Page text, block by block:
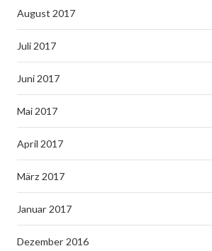
August 2017
Juli 2017
Juni 2017
Mai 2017
April 2017
März 2017
Januar 2017
Dezember 2016